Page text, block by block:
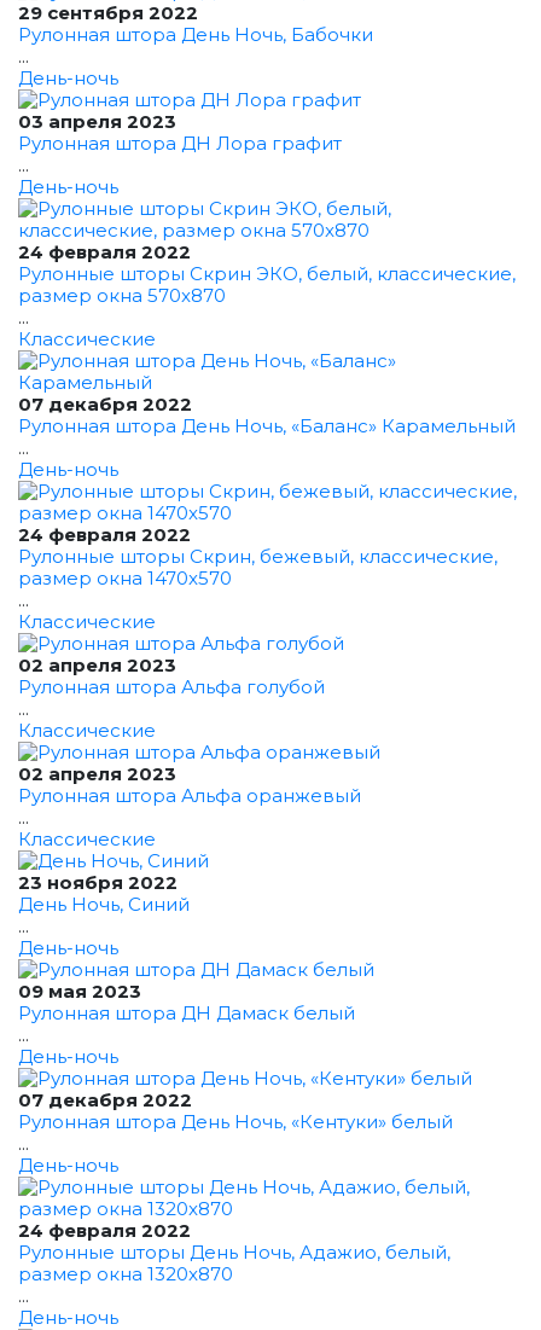
29 сентября 2022
Рулонная штора День Ночь, Бабочки
...
День-ночь
03 апреля 2023
Рулонная штора ДН Лора графит
...
День-ночь
24 февраля 2022
Рулонные шторы Скрин ЭКО, белый, классические,
размер окна 570x870
...
Классические
07 декабря 2022
Рулонная штора День Ночь, «Баланс» Карамельный
...
День-ночь
24 февраля 2022
Рулонные шторы Скрин, бежевый, классические,
размер окна 1470x570
...
Классические
02 апреля 2023
Рулонная штора Альфа голубой
...
Классические
02 апреля 2023
Рулонная штора Альфа оранжевый
...
Классические
23 ноября 2022
День Ночь, Синий
...
День-ночь
09 мая 2023
Рулонная штора ДН Дамаск белый
...
День-ночь
07 декабря 2022
Рулонная штора День Ночь, «Кентуки» белый
...
День-ночь
24 февраля 2022
Рулонные шторы День Ночь, Адажио, белый,
размер окна 1320x870
...
День-ночь